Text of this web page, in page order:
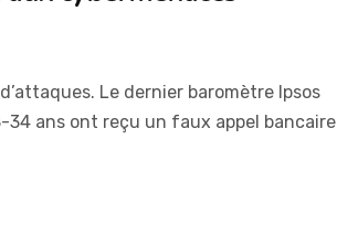
Le dernier baromètre Ipsos
34 ans ont reçu un faux appel bancaire